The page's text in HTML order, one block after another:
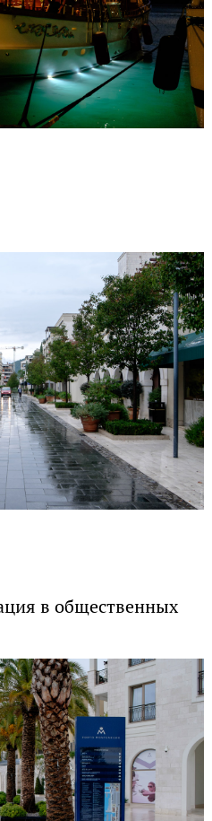
в общественных